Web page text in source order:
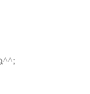
^^;